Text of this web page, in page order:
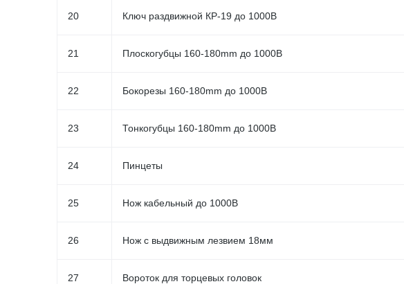
20 Ключ раздвижной КР-19 до 1000В
21 Плоскогубцы 160-180mm до 1000В
22 Бокорезы 160-180mm до 1000В
23 Тонкогубцы 160-180mm до 1000В
24 Пинцеты
25 Нож кабельный до 1000В
26 Нож с выдвижным лезвием 18мм
27 Вороток для торцевых головок